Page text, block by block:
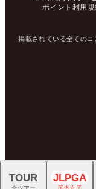
ポイント利用規
掲載されている全ての
TOUR JLPGA